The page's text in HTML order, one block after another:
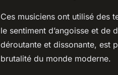
Ces musiciens ont utilisé des
le sentiment d’angoisse et de
déroutante et dissonante, est
brutalité du monde moderne.